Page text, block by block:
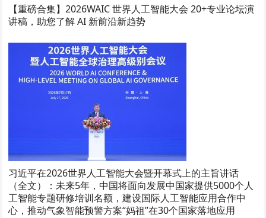
【重磅合集】2026WAIC 世界人工智能大会 20+专业论坛演
讲稿，助您了解 AI 新前沿新趋势
习近平在2026世界人工智能大会暨开幕式上的主旨讲话
（全文）：未来5年，中国将面向发展中国家提供5000个人
工智能专题研修培训名额，建设国际人工智能应用合作中
心，推动气象智能预警方案“妈祖”在30个国家落地应用